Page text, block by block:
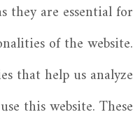
they are essential for
of the website.
that help us analyze
this website. These